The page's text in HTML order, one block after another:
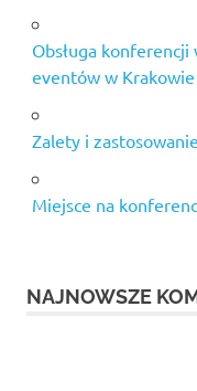
Obsługa
eventów w Krakowie
Zalety i
Miejsce na
NAJNOWSZE